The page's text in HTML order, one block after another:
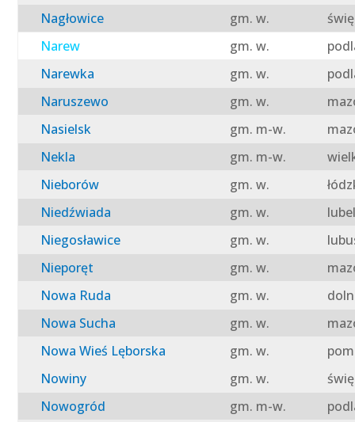
Nagłowice
gm. w.
Narew
gm. w.
Narewka
gm. w.
Naruszewo
gm. w.
Nasielsk
gm. m-w.
Nekla
gm. m-w.
Nieborów
gm. w.
Niedźwiada
gm. w.
Niegosławice
gm. w.
Nieporęt
gm. w.
Nowa Ruda
gm. w.
Nowa Sucha
gm. w.
Nowa Wieś Lęborska
gm. w.
Nowiny
gm. w.
Nowogród
gm. m-w.